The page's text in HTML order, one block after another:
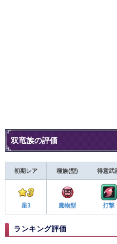
双竜族の評価
初期レア 種族(型) 得意武
星3 魔物型 打撃
ランキング評価